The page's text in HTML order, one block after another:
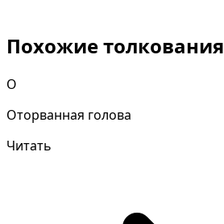
Похожие толкования
О
Оторванная голова
Читать